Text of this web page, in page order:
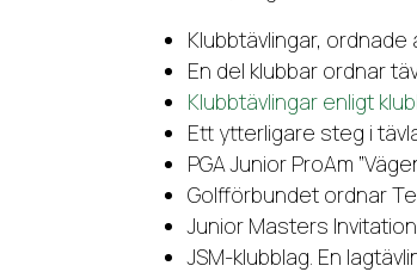
Klubbtävlingar, ordnade
En del klubbar ordnar
Klubbtävlingar enligt
Ett ytterligare steg i
PGA Junior ProAm
Golfförbundet ordnar
Junior Masters
JSM-klubblag. En